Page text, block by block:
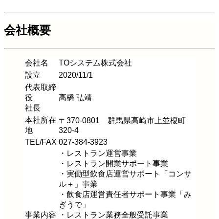
会社概要
会社名
TOシステム株式会社
設立
2020/11/1
代表取締
役
社長
髙橋 弘靖
本社所在
地
〒370-0801 群馬県高崎市上並榎町
320-4
TEL/FAX 027-384-3923
事業内容
・レストラン運営事業
・レストラン開業サポート事業
・実働型飲食店運営サポート「コンサ
ル＋」事業
・飲食店運営責任者サポート事業「み
ぎうで」
・レストラン業務全般受託事業